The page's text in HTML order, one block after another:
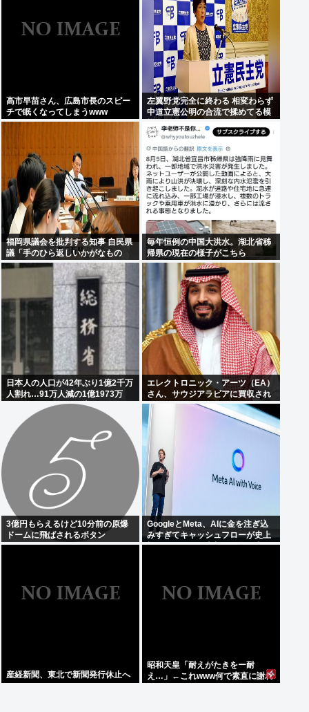
高市早苗さん、広島市長のスピー
チで眠くなってしまうwww
左翼野党完全に終わる 相変わらず
中道立憲公明の合流で揉めてる模
福岡県議会を批判する知事 自民県
議「手のひら返しいかがなもの
か」
毎年恒例の中国大洪水。湖北省秭
帰県の現在の様子がこちら
日本人の人口が42年ぶり1億2千万
人割れ…91万人減の1億1973万
人、外国人は35万人増
エレクトロニック・アーツ（EA）
さん、サウジアラビアに買収され
てしまう。これはハラールゲーム
爆誕か
3億円もらえるけど10分前の原爆
ドームに飛ばされるボタン
GoogleとMeta、AIに金を注ぎ込
みすぎてキャッシュフローが史上
初のマイナス。売却か保有で内ゲ
産経新聞、東北で新聞発行休止へ
昭和天皇「耐えがたきをー耐
え…」←これwww何で素直に謝れ